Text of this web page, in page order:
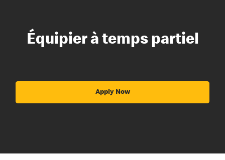
Équipier à temps partiel
Apply Now